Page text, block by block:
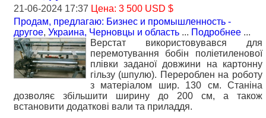
21-06-2024 17:37 Цена: 3 500 USD $
Продам, предлагаю: Бизнес и промышленность -
другое, Украина, Черновцы и область ... Подробнее ...
Верстат використовувався для
перемотування бобін поліетиленової
плівки заданої довжини на картонну
гільзу (шпулю). Перероблен на роботу
з матеріалом шир. 130 см. Станіна
дозволяє збільшити ширину до 200 см, а також
встановити додаткові вали та приладдя.